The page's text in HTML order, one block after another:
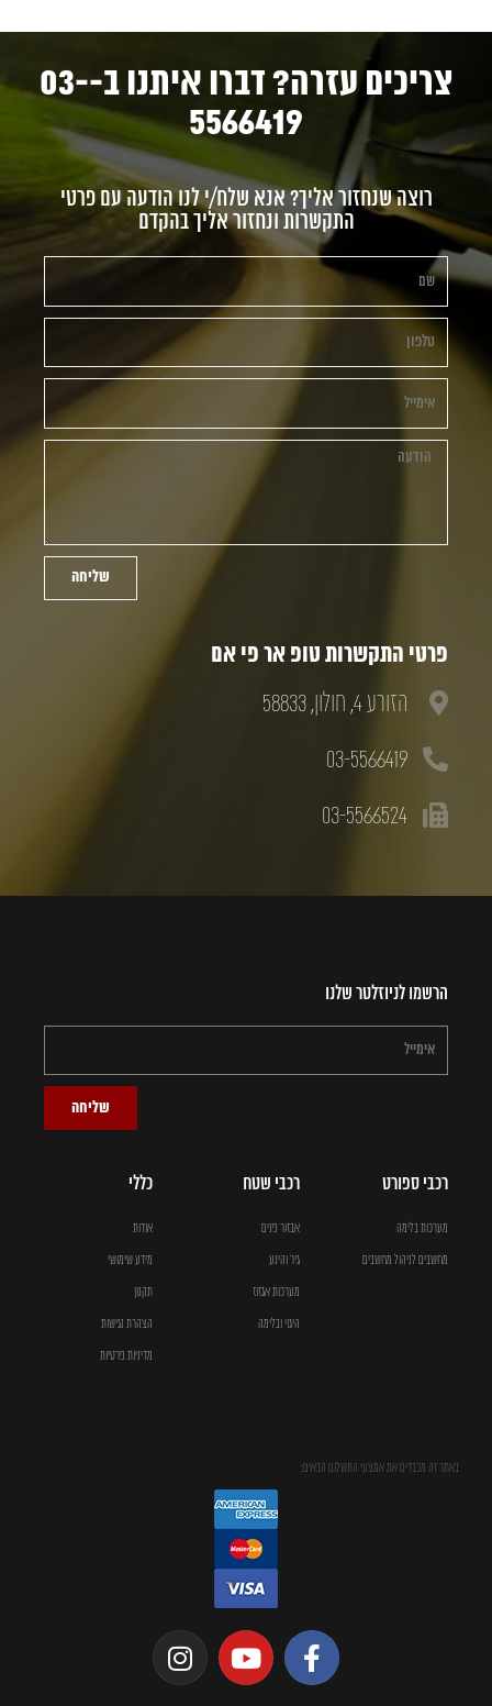
צריכים עזרה? דברו איתנו ב-03-
5566419
רוצה שנחזור אליך? אנא שלח/י לנו הודעה עם פרטי
התקשרות ונחזור אליך בהקדם
שליחה
פרטי התקשרות טופ אר פי אם
הזורע 4, חולון, 58833
03-5566419
03-5566524
הרשמו לניוזלטר שלנו
שליחה
רכבי ספורט
מערכות בלימה
מחשבים לניהול מחשבים
רכבי שטח
אבזור פנים
גיר והינע
מערכות אגזוז
היגוי ובלימה
כללי
אודות
מידע שימושי
תקנון
הצהרת נגישות
מדיניות פרטיות
באתר זה מכבדים את אמצעי התשלום הבאים: